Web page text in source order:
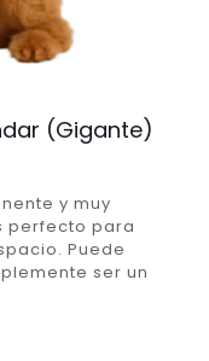
(Gigante)
y muy
perfecto para
Puede
ser un